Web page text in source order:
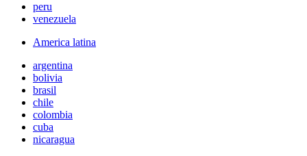
peru
venezuela
America latina
argentina
bolivia
brasil
chile
colombia
cuba
nicaragua